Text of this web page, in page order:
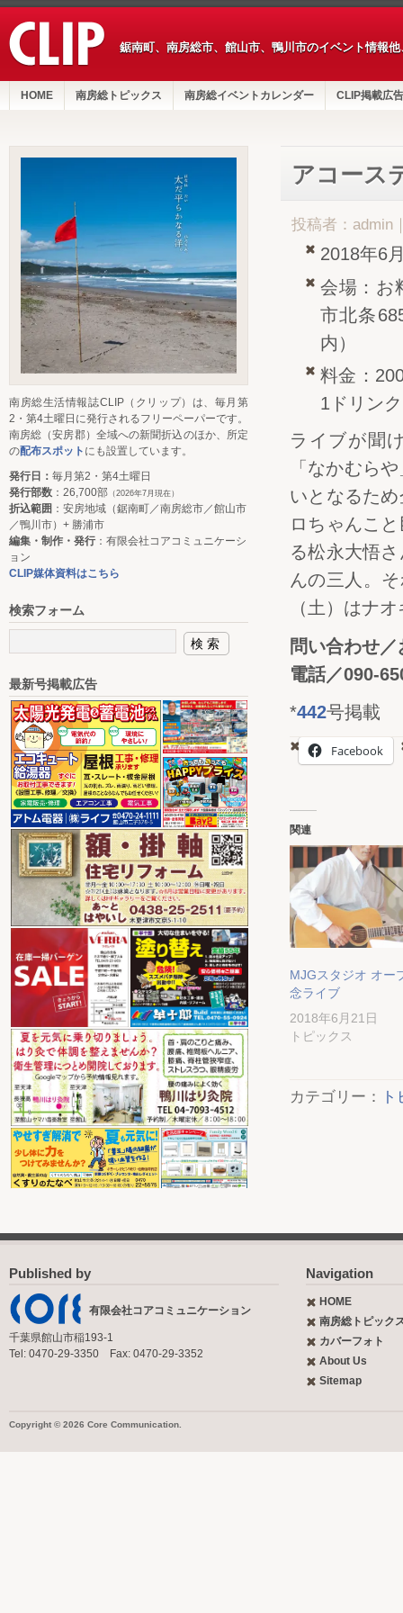
鋸南町、南房総市、館山市、鴨川市のイベント情報
HOME 南房総トピックス 南房総イベントカレンダー CLIP掲載広告
アコース
投稿者：admin
2018年6
会場：お
市北条
内）
料金：
1ドリン
ライブが聞
「なかむら
いとなるた
ロちゃんこ
る松永大悟
んの三人。
（土）はナ
問い合わせ
電話／090-
*442号掲載
Facebook
関連
MJGスタジオ オー
念ライブ
2018年6月21日
トピックス
カテゴリー：
南房総生活情報誌CLIP（クリップ）は、毎月第
2・第4土曜日に発行されるフリーペーパーです。
南房総（安房郡）全域への新聞折込のほか、所定
の配布スポット にも設置しています。
発行日： 毎月第2・第4土曜日
発行部数 ：26,700部 （2026年7月現在）
折込範囲 ：安房地域（鋸南町／南房総市／館山市
／鴨川市）+ 勝浦市
編集・制作・発行：有限会社コアコミュニケーシ
ョン
CLIP媒体資料はこちら
検索フォーム
最新号掲載広告
Published by
有限会社コアコミュニケーション
千葉県館山市稲193-1
Tel: 0470-29-3350 Fax: 0470-29-3352
Navigation
HOME
南房総トピック
カバーフォト
About Us
Sitemap
Copyright © 2026 Core Communication.